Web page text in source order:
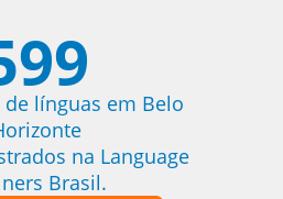
línguas em Belo
na Language
Brasil.